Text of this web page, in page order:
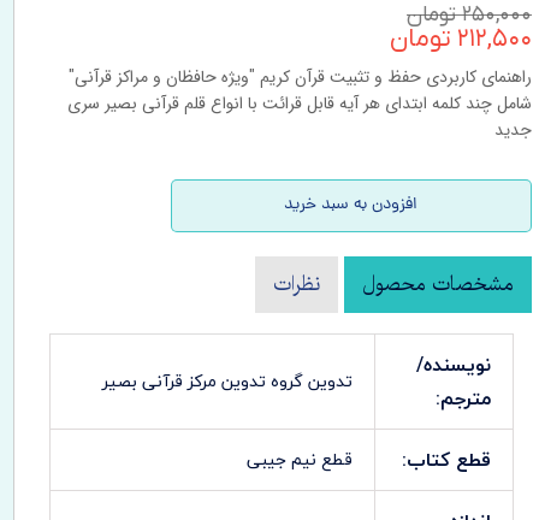
۲۵۰,۰۰۰ تومان
۲۱۲,۵۰۰ تومان
راهنمای کاربردی حفظ و تثبیت قرآن کریم "ویژه حافظان و مراکز قرآنی"
شامل چند کلمه ابتدای هر آیه قابل قرائت با انواع قلم قرآنی بصیر سری
جدید
افزودن به سبد خرید
مشخصات محصول نظرات
نویسنده/
مترجم:
تدوین گروه تدوین مرکز قرآنی بصیر
قطع کتاب: قطع نیم جیبی